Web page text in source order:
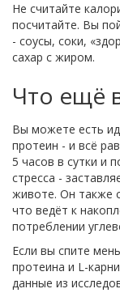
Не считайте
посчитайте. Вы
- соусы, соки,
сахар с жиром.
Что ещё
Вы можете есть
протеин - и всё
5 часов в сутки и
стресса -
животе. Он также
что ведёт к
потреблении
Если вы спите
протеина и L-
данные из